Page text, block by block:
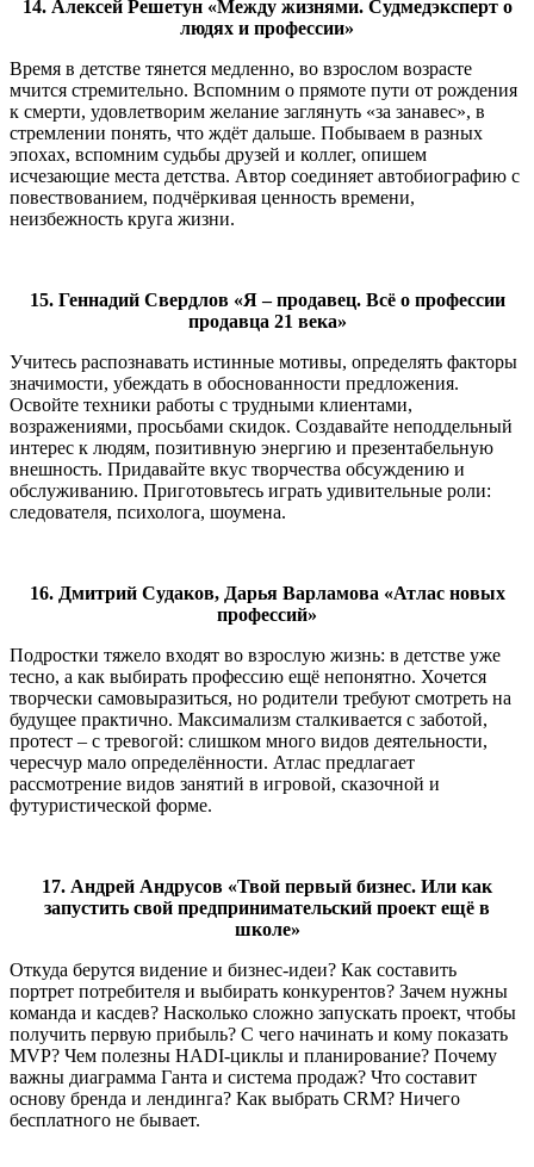
14. Алексей Решетун «Между жизнями. Судмедэксперт о
людях и профессии»
Время в детстве тянется медленно, во взрослом возрасте
мчится стремительно. Вспомним о прямоте пути от рождения
к смерти, удовлетворим желание заглянуть «за занавес», в
стремлении понять, что ждёт дальше. Побываем в разных
эпохах, вспомним судьбы друзей и коллег, опишем
исчезающие места детства. Автор соединяет автобиографию с
повествованием, подчёркивая ценность времени,
неизбежность круга жизни.
15. Геннадий Свердлов «Я – продавец. Всё о профессии
продавца 21 века»
Учитесь распознавать истинные мотивы, определять факторы
значимости, убеждать в обоснованности предложения.
Освойте техники работы с трудными клиентами,
возражениями, просьбами скидок. Создавайте неподдельный
интерес к людям, позитивную энергию и презентабельную
внешность. Придавайте вкус творчества обсуждению и
обслуживанию. Приготовьтесь играть удивительные роли:
следователя, психолога, шоумена.
16. Дмитрий Судаков, Дарья Варламова «Атлас новых
профессий»
Подростки тяжело входят во взрослую жизнь: в детстве уже
тесно, а как выбирать профессию ещё непонятно. Хочется
творчески самовыразиться, но родители требуют смотреть на
будущее практично. Максимализм сталкивается с заботой,
протест – с тревогой: слишком много видов деятельности,
чересчур мало определённости. Атлас предлагает
рассмотрение видов занятий в игровой, сказочной и
футуристической форме.
17. Андрей Андрусов «Твой первый бизнес. Или как
запустить свой предпринимательский проект ещё в
школе»
Откуда берутся видение и бизнес-идеи? Как составить
портрет потребителя и выбирать конкурентов? Зачем нужны
команда и касдев? Насколько сложно запускать проект, чтобы
получить первую прибыль? С чего начинать и кому показать
MVP? Чем полезны HADI-циклы и планирование? Почему
важны диаграмма Ганта и система продаж? Что составит
основу бренда и лендинга? Как выбрать CRM? Ничего
бесплатного не бывает.